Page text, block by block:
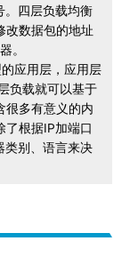
。四层负载均衡
改数据包的地址
。
应用层，应用层
负载就可以基于
很多有意义的内
了根据IP加端口
类别、语言来决